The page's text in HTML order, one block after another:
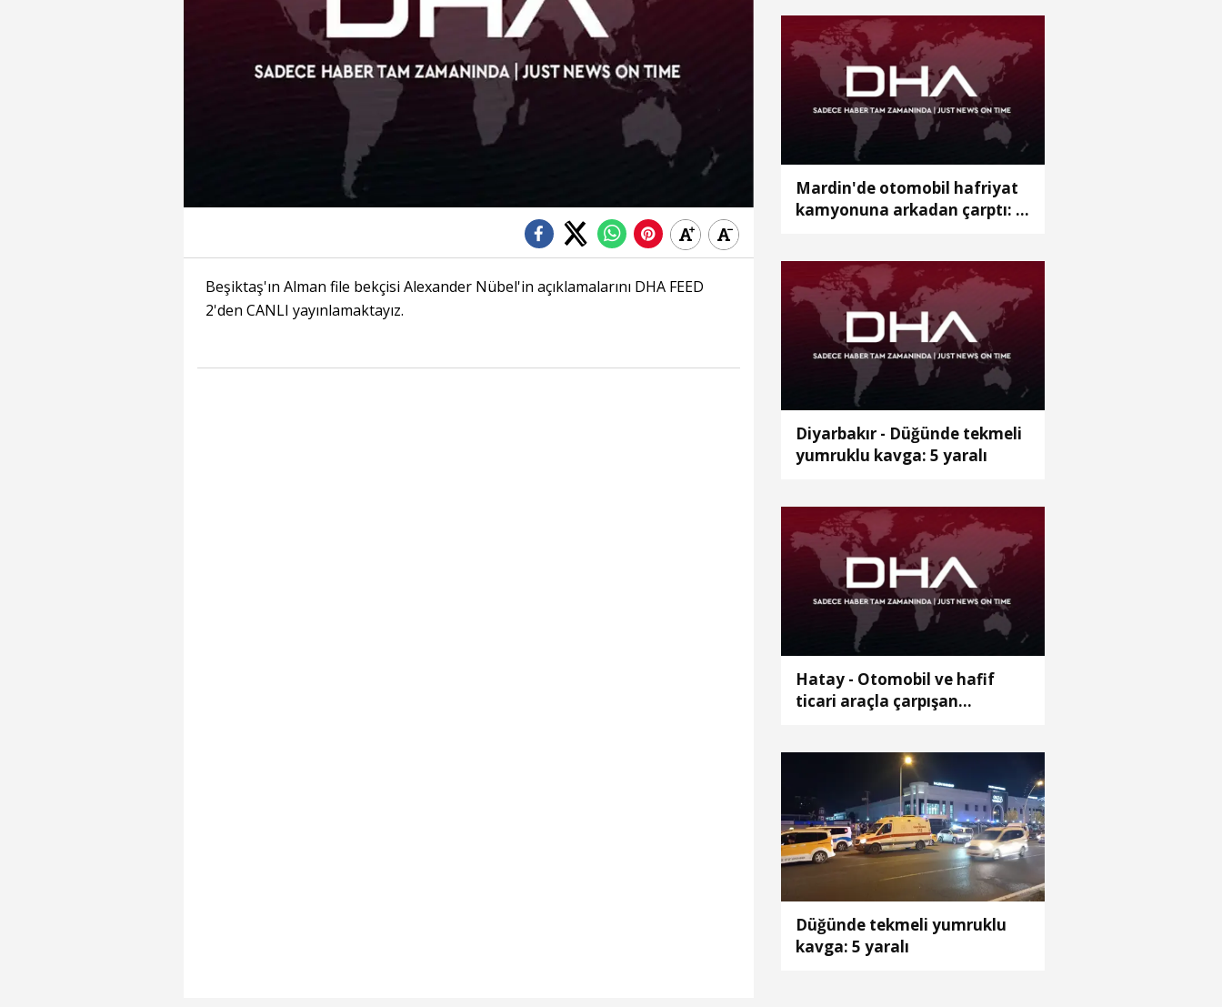
Beşiktaş'ın Alman file bekçisi Alexander Nübel'in açıklamalarını DHA FEED
2'den CANLI yayınlamaktayız.
Mardin'de otomobil hafriyat
kamyonuna arkadan çarptı: 1
Diyarbakır - Düğünde tekmeli
yumruklu kavga: 5 yaralı
Hatay - Otomobil ve hafif
ticari araçla çarpışan
Düğünde tekmeli yumruklu
kavga: 5 yaralı